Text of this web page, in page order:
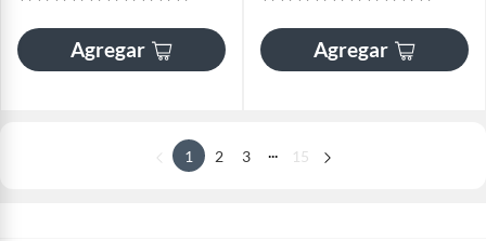
Agregar Agregar
1 2 3 15